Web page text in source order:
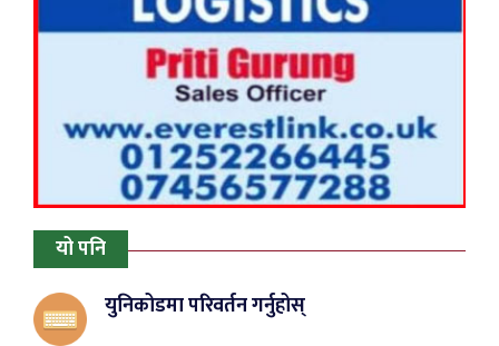
यो पनि
युनिकोडमा परिवर्तन गर्नुहोस्